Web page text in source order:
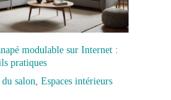
modulable sur Internet :
pratiques
salon Espaces intérieurs